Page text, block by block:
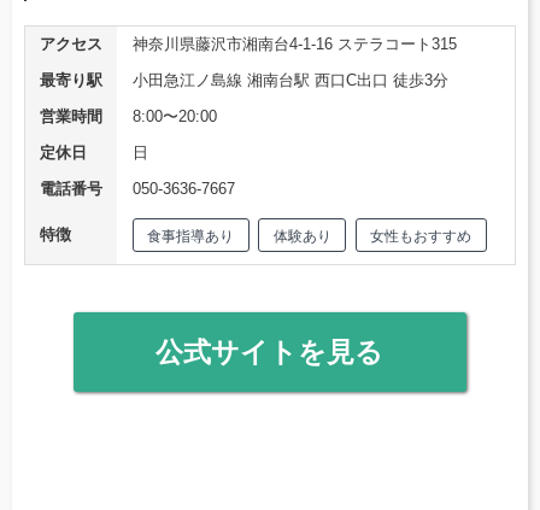
アクセス
神奈川県藤沢市湘南台4-1-16 ステラコート315
最寄り駅
小田急江ノ島線 湘南台駅 西口C出口 徒歩3分
営業時間
8:00〜20:00
定休日
日
電話番号
050-3636-7667
特徴 食事指導あり 体験あり 女性もおすすめ
公式サイトを見る